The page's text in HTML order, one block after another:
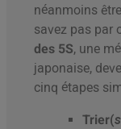
néanmoins être
savez pas par
des 5S, une
japonaise,
cinq étapes
Trier(